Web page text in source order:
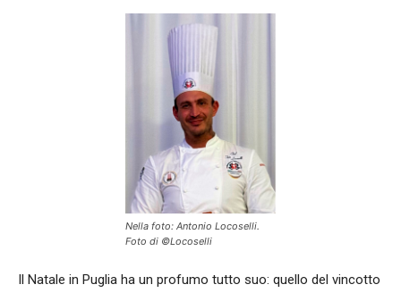
Nella foto: Antonio Locoselli.
Foto di ©Locoselli
Il Natale in Puglia ha un profumo tutto suo: quello del vincotto